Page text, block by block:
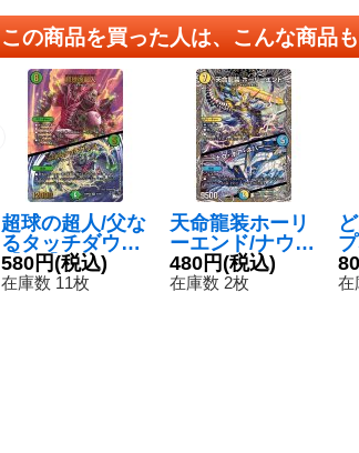
この商品を買った人は、こんな商品
超球の超人/父な
るタッチダウン
【SR】{23RP2
XS7/S8}《自
580円(税込)
在庫数 11枚
天命龍装ホーリ
ーエンド/ナウ・
オア・ネバー
【SR】{24RP2
480円(税込)
在庫数 2枚 在